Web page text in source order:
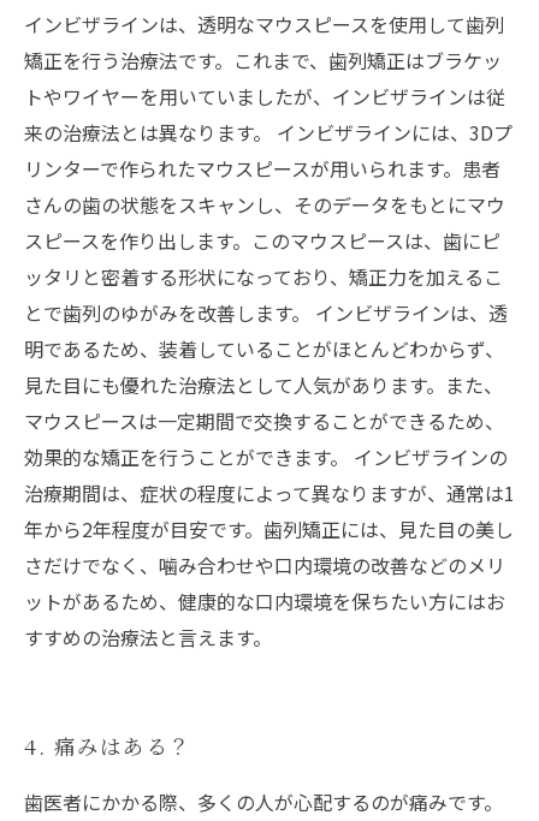
インビザラインは、透明なマウスピースを使用して歯列
矯正を行う治療法です。これまで、歯列矯正はブラケッ
トやワイヤーを用いていましたが、インビザラインは従
来の治療法とは異なります。 インビザラインには、3Dプ
リンターで作られたマウスピースが用いられます。患者
さんの歯の状態をスキャンし、そのデータをもとにマウ
スピースを作り出します。このマウスピースは、歯にピ
ッタリと密着する形状になっており、矯正力を加えるこ
とで歯列のゆがみを改善します。 インビザラインは、透
明であるため、装着していることがほとんどわからず、
見た目にも優れた治療法として人気があります。また、
マウスピースは一定期間で交換することができるため、
効果的な矯正を行うことができます。 インビザラインの
治療期間は、症状の程度によって異なりますが、通常は1
年から2年程度が目安です。歯列矯正には、見た目の美し
さだけでなく、噛み合わせや口内環境の改善などのメリ
ットがあるため、健康的な口内環境を保ちたい方にはお
すすめの治療法と言えます。
4. 痛みはある？
歯医者にかかる際、多くの人が心配するのが痛みです。